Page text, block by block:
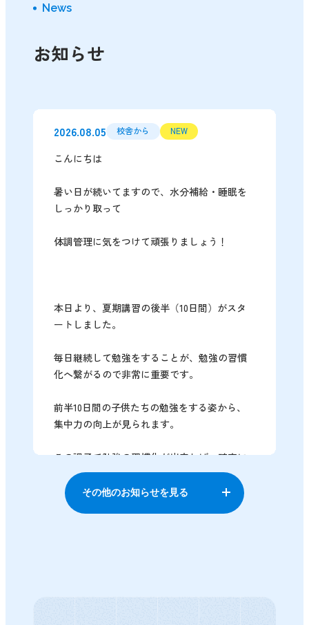
お知らせ
News
2026.08.05 校舎から NEW
こんにちは
暑い日が続いてますので、水分補給・睡眠を
しっかり取って
体調管理に気をつけて頑張りましょう！
本日より、夏期講習の後半（10日間）がスタ
ートしました。
毎日継続して勉強をすることが、勉強の習慣
化へ繋がるので非常に重要です。
前半10日間の子供たちの勉強をする姿から、
集中力の向上が見られます。
この調子で勉強の習慣化が出来れば、確実に
成績アップが見込めます。
その他のお知らせを見る